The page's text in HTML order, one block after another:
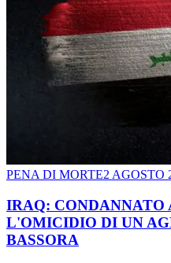
PENA DI MORTE2 AGOSTO
IRAQ: CONDANNATO
L'OMICIDIO DI UN
BASSORA